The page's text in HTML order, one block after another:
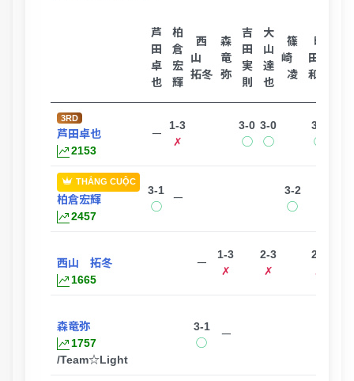
芦
田
卓
也
柏
倉
宏
輝
西
山
拓冬
森
竜
弥
吉
田
実
則
大
山
達
也
篠
崎
凌
町
田
和也
3RD
芦田卓也
2153
ー
1-3
✗
3-0
◯
3-0
◯
3-1
◯
THẮNG CUỘC
柏倉宏輝
2457
3-1
◯
ー
3-2
◯
西山 拓冬
1665
ー
1-3
✗
2-3
✗
2-3
✗
森竜弥
1757
/Team☆Light
3-1
◯
ー